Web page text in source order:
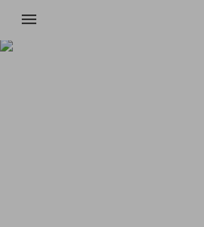
menu